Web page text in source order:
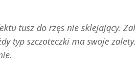
tusz do rzęs nie sklejający.
typ szczoteczki ma swoje